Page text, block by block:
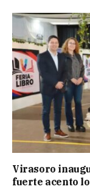
Virasoro
fuerte acento